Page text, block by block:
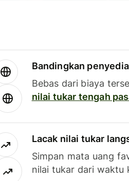
Bandingkan
Bebas dari biaya
nilai tukar tengah
Lacak nilai tukar
Simpan mata uang
nilai tukar dari waktu